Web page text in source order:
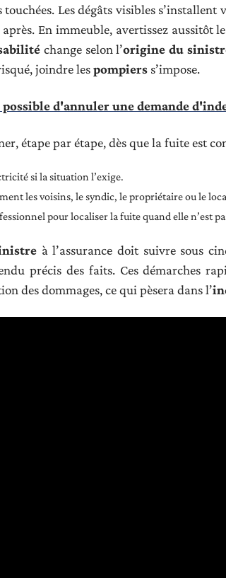
touchées. Les dégâts visibles
En immeuble, avertissez aussitôt
change selon l’origine du
joindre lespompiers s’impose.
d'annuler une demande
étape par étape, dès que la fuite est
si la situation l’exige.
les voisins, le syndic, le propriétaire ou le
pour localiser la fuite quand elle n’est
à l’assurance doit suivre sous
précis des faits. Ces démarches
des dommages, ce qui pèsera dans l’